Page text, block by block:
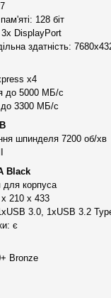
зображень високої
фотографій та
ілюстрації на
обробки зображень з
реалістичною
з
архітектурних
та моделювання
Alfa Server #615
8-ядерного
128 біт
DisplayPort
здатність:
x4
до 5000 МБ/с
до 3300 МБ/с
шпинделя 7200 об/хв
Black
корпуса
210 x 433
3.0, 1xUSB 3.2
є
Bronze